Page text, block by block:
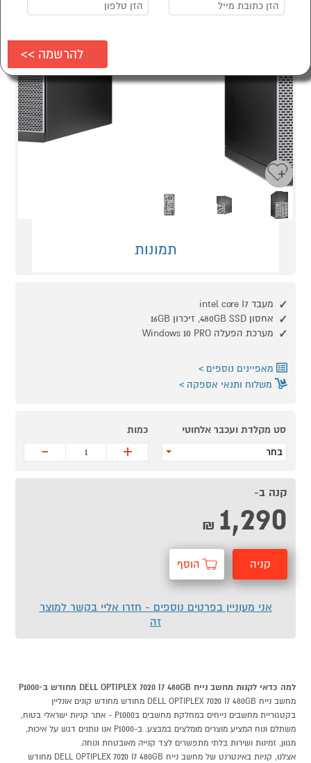
תמונות
מעבד intel core I7
אחסון 480GB SSD, זיכרון 16GB
מערכת הפעלה Windows 10 PRO
מאפיינים נוספים
משלוח ותנאי אספקה
סט מקלדת ועכבר אלחוטי
בחר
כמות
+
-
קנה ב-
1,290
₪
קניה הוסף
אני מעוניין בפרטים נוספים - חזרו אליי בקשר למוצר
זה
למה כדאי לקנות מחשב נייח DELL OPTIPLEX 7020 I7 480GB מחודש ב-P1000
מחשב נייח DELL OPTIPLEX 7020 I7 480GB מחודש מחודש קונים אונליין
בקטגוריית מחשבים נייחים במחלקת מחשבים בP1000 - אתר קניות ישראלי בטוח,
משתלם ונוח המציע מוצרים מומלצים במבצע. ב-P1000 אנו נותנים דגש על איכות,
מגוון, זמינות ושירות בלתי מתפשרים לצד קנייה מאובטחת ונוחה.
אצלנו, קניות באינטרנט של מחשב נייח DELL OPTIPLEX 7020 I7 480GB מחודש